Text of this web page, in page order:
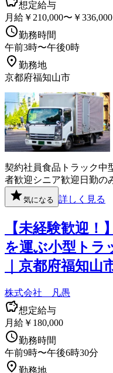
想定給与
月給￥210,000〜￥336,000
勤務時間
午前3時〜午後0時
勤務地
京都府福知山市
契約社員食品 トラック中
者歓迎 シニア歓迎 日勤の
気になる 詳しく見る
【未経験歓迎！
を運ぶ小型トラ
｜京都府福知山
株式会社 凡愚
想定給与
月給￥180,000
勤務時間
午前9時〜午後6時30分
勤務地